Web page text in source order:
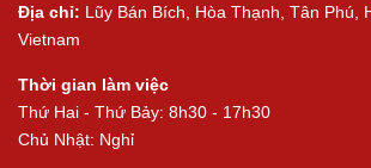
Địa chỉ: Lũy Bán Bích, Hòa Thạnh, Tân Phú,
Vietnam
Thời gian làm việc
Thứ Hai - Thứ Bảy: 8h30 - 17h30
Chủ Nhật: Nghỉ